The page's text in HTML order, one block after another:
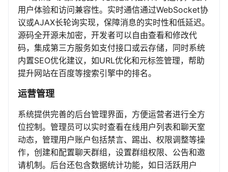
用户体验和访问兼容性。实时通信通过WebSocket协
议或AJAX长轮询实现，保障消息的实时性和低延迟。
源码全开源未加密，开发者可以自由查看和修改代
码，集成第三方服务如支付接口或云存储，同时系统
内置SEO优化建议，如URL优化和元标签管理，帮助
提升网站在百度等搜索引擎中的排名。
运营管理
系统提供完善的后台管理界面，方便运营者进行全方
位控制。管理员可以实时查看在线用户列表和聊天室
动态，管理用户账户包括禁言、踢出、权限调整等操
作，创建和配置聊天群组，设置群组权限、公告和邀
请机制。后台还包含数据统计功能，如日活跃用户